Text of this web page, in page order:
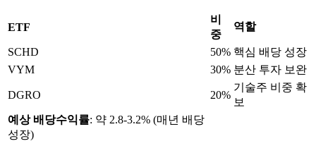
ETF
비
중
역할
SCHD 50% 핵심 배당 성장
VYM
30% 분산 투자 보완
DGRO 20%
기술주 비중 확
보
예상 배당수익률: 약 2.8-3.2% (매년 배당
성장)